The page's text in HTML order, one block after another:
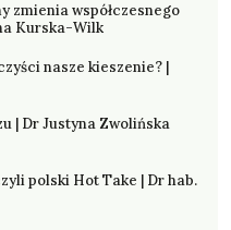
zmienia współczesnego
Kurska-Wilk
nasze kieszenie? |
| Dr Justyna Zwolińska
polski Hot Take | Dr hab.